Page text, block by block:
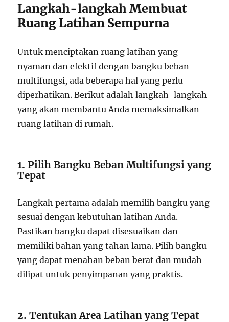
Langkah-langkah Membuat
Ruang Latihan Sempurna
Untuk menciptakan ruang latihan yang
nyaman dan efektif dengan bangku beban
multifungsi, ada beberapa hal yang perlu
diperhatikan. Berikut adalah langkah-langkah
yang akan membantu Anda memaksimalkan
ruang latihan di rumah.
1.Pilih Bangku Beban Multifungsi yang
Tepat
Langkah pertama adalah memilih bangku yang
sesuai dengan kebutuhan latihan Anda.
Pastikan bangku dapat disesuaikan dan
memiliki bahan yang tahan lama. Pilih bangku
yang dapat menahan beban berat dan mudah
dilipat untuk penyimpanan yang praktis.
2.Tentukan Area Latihan yang Tepat